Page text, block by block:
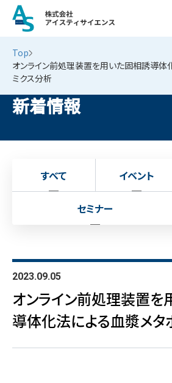
Top
オンライン前処理装置を用いた固相誘導体
ミクス分析
新着情報
すべて イベント
セミナー
2023.09.05
オンライン前処理装置を
導体化法による血漿メタ